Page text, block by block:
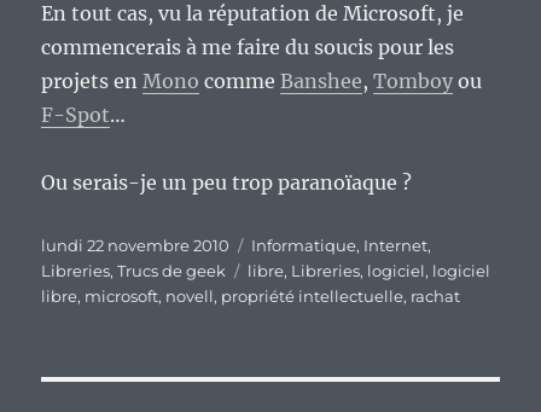
En tout cas, vu la réputation de Microsoft, je
commencerais à me faire du soucis pour les
projets enMono commeBanshee,Tomboy ou
F-Spot…
Ou serais-je un peu trop paranoïaque ?
Publié
le
lundi 22 novembre 2010 Catégories
Informatique, Internet,
Libreries,Trucs de geek Étiquettes
libre, Libreries, logiciel, logiciel
libre, microsoft, novell, propriété intellectuelle, rachat